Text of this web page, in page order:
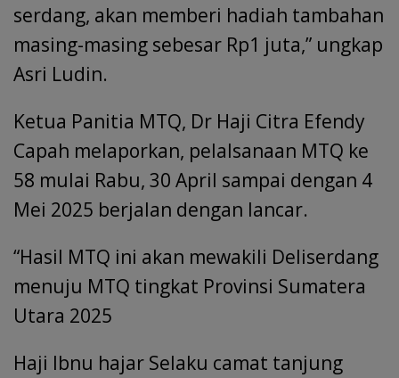
serdang, akan memberi hadiah tambahan
masing-masing sebesar Rp1 juta,” ungkap
Asri Ludin.
Ketua Panitia MTQ, Dr Haji Citra Efendy
Capah melaporkan, pelalsanaan MTQ ke
58 mulai Rabu, 30 April sampai dengan 4
Mei 2025 berjalan dengan lancar.
“Hasil MTQ ini akan mewakili Deliserdang
menuju MTQ tingkat Provinsi Sumatera
Utara 2025
Haji Ibnu hajar Selaku camat tanjung